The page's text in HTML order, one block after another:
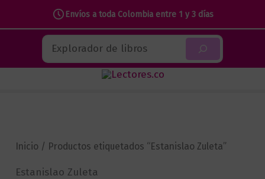
Envíos a toda Colombia entre 1 y 3 días
contenido
Buscar
Inicio / Productos etiquetados “Estanislao Zuleta”
Estanislao Zuleta